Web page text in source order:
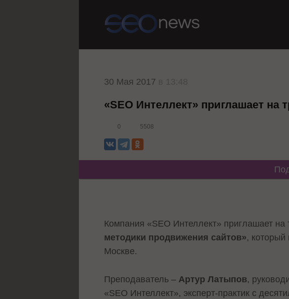
30 Мая 2017
«SEO Интеллект» приглашает на
0 5508
Компания «SEO Интеллект» приглашает на
методики продвижения сайтов»,
Москве.
Преподаватель – Артур Латыпов,
«SEO Интеллект», эксперт-практик c